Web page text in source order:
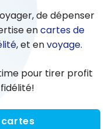
de dépenser
encartes de
, et envoyage.
pour tirer profit